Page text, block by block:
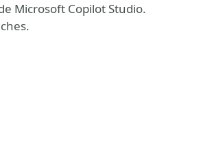
Microsoft Copilot Studio.